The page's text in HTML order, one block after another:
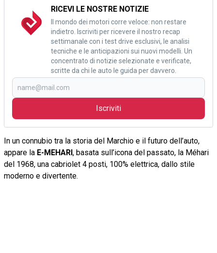
RICEVI LE NOSTRE NOTIZIE
Il mondo dei motori corre veloce: non restare
indietro. Iscriviti per ricevere il nostro recap
settimanale con i test drive esclusivi, le analisi
tecniche e le anticipazioni sui nuovi modelli. Un
concentrato di notizie selezionate e verificate,
scritte da chi le auto le guida per davvero.
Iscriviti
In un connubio tra la storia del Marchio e il futuro dell’auto,
appare la E-MEHARI, basata sull’icona del passato, la Méhari
del 1968, una cabriolet 4 posti, 100% elettrica, dallo stile
moderno e divertente.